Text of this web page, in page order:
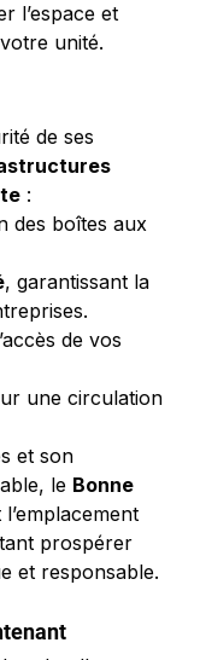
l’espace et
unité.
de ses
:
des boîtes aux
, garantissant la
de vos
une circulation
et son
le Bonne
l’emplacement
prospérer
et responsable.